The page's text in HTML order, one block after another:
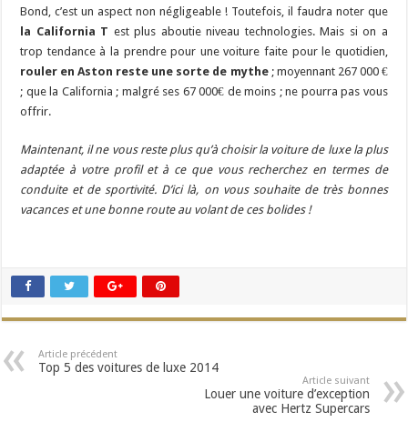
Bond, c’est un aspect non négligeable ! Toutefois, il faudra noter que
la California T est plus aboutie niveau technologies. Mais si on a
trop tendance à la prendre pour une voiture faite pour le quotidien,
rouler en Aston reste une sorte de mythe; moyennant 267 000 €
; que la California ; malgré ses 67 000€ de moins ; ne pourra pas vous
offrir.
Maintenant, il ne vous reste plus qu’à choisir la voiture de luxe la plus
adaptée à votre profil et à ce que vous recherchez en termes de
conduite et de sportivité. D’ici là, on vous souhaite de très bonnes
vacances et une bonne route au volant de ces bolides !
Article précédent
Top 5 des voitures de luxe 2014
Article suivant
Louer une voiture d’exception
avec Hertz Supercars